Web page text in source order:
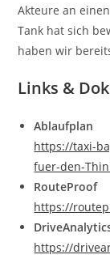
Akteure an
Tank hat sich
haben wir
Links &
Ablaufplan
https://taxi-
fuer-den-
RouteProof
https://
https://